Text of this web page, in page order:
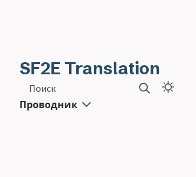
SF2E Translation
Поиск
Проводник